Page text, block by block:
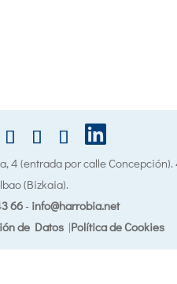
4 (entrada por calle
(Bizkaia).
66- info@harrobia.net
de Datos|Política de Cookies